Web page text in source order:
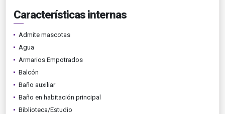
Características internas
Admite mascotas
Agua
Armarios Empotrados
Balcón
Baño auxiliar
Baño en habitación principal
Biblioteca/Estudio